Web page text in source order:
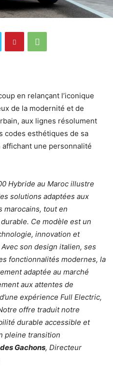
en relançant l’iconique
de la modernité et de
aux lignes résolument
codes esthétiques de sa
une personnalité
Hybride au Maroc illustre
solutions adaptées aux
marocains, tout en
Ce modèle est un
innovation et
son design italien, ses
fonctionnalités modernes, la
adaptée au marché
aux attentes de
expérience Full Electric,
offre traduit notre
durable accessible et
pleine transition
Gachons, Directeur